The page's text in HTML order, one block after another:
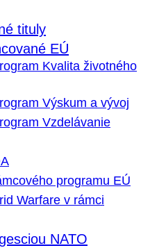
tituly
EÚ
Kvalita životného
Výskum a vývoj
Vzdelávanie
programu EÚ
Warfare v rámci
NATO